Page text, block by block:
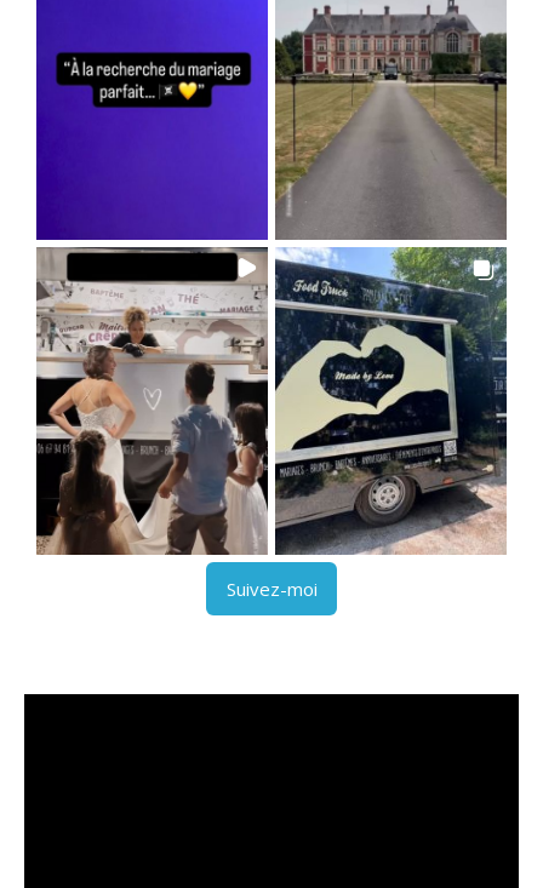
Suivez-moi